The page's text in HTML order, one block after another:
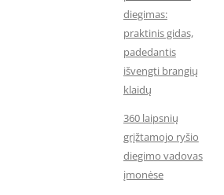
diegimas:
praktinis gidas,
padedantis
išvengti brangių
klaidų
360 laipsnių
grįžtamojo ryšio
diegimo vadovas
įmonėse